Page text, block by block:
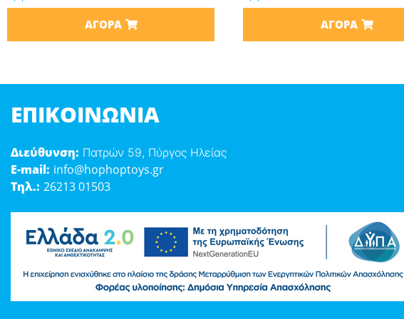
ΑΓΟΡΆ ΑΓΟΡΆ
ΕΠΙΚΟΙΝΩΝΊΑ
Διεύθυνση: Πατρών 59, Πύργος Ηλείας
E-mail: info@hophoptoys.gr
Τηλ.: 26213 01503